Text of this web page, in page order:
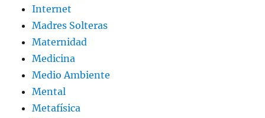
Internet
Madres Solteras
Maternidad
Medicina
Medio Ambiente
Mental
Metafísica